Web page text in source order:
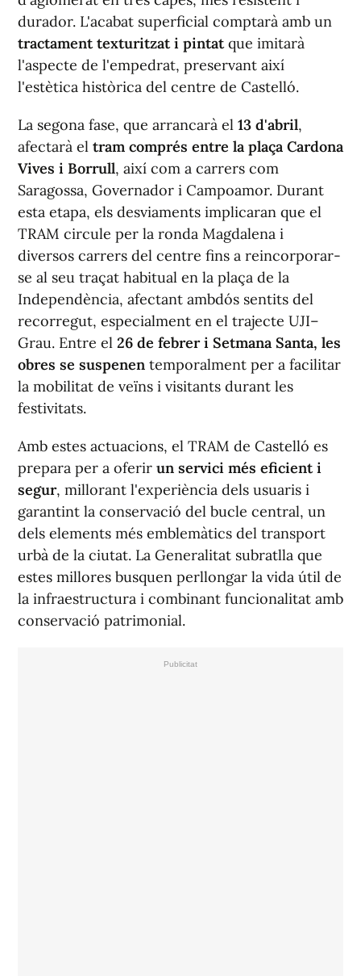
durador. L'acabat superficial comptarà amb un
tractament texturitzat i pintatque imitarà
l'aspecte de l'empedrat, preservant així
l'estètica històrica del centre de Castelló.
La segona fase, que arrancarà el 13 d'abril,
afectarà el tram comprés entre la plaça Cardona
Vives i Borrull, així com a carrers com
Saragossa, Governador i Campoamor. Durant
esta etapa, els desviaments implicaran que el
TRAM circule per la ronda Magdalena i
diversos carrers del centre fins a reincorporar-
se al seu traçat habitual en la plaça de la
Independència, afectant ambdós sentits del
recorregut, especialment en el trajecte UJI–
Grau. Entre el 26 de febrer i Setmana Santa, les
obres se suspenen temporalment per a facilitar
la mobilitat de veïns i visitants durant les
festivitats.
Amb estes actuacions, el TRAM de Castelló es
prepara per a oferir un servici més eficient i
segur, millorant l'experiència dels usuaris i
garantint la conservació del bucle central, un
dels elements més emblemàtics del transport
urbà de la ciutat. La Generalitat subratlla que
estes millores busquen perllongar la vida útil de
la infraestructura i combinant funcionalitat amb
conservació patrimonial.